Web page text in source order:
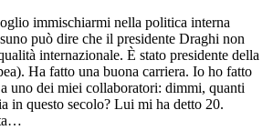
immischiarmi nella politica interna
può dire che il presidente Draghi non
internazionale. È stato presidente della
Ha fatto una buona carriera. Io ho fatto
uno dei miei collaboratori: dimmi, quanti
in questo secolo? Lui mi ha detto 20.